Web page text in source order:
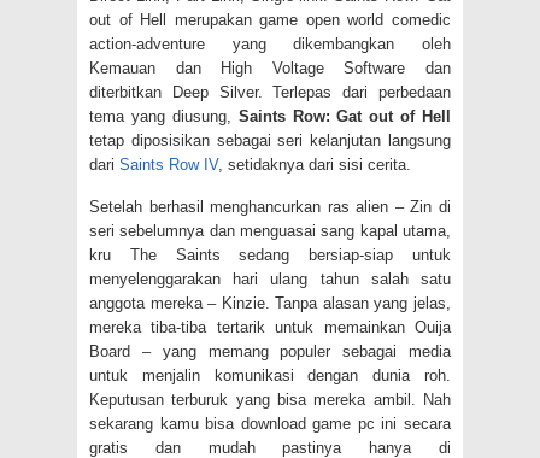
out of Hell merupakan game open world comedic
action-adventure yang dikembangkan oleh
Kemauan dan High Voltage Software dan
diterbitkan Deep Silver. Terlepas dari perbedaan
tema yang diusung, Saints Row: Gat out of Hell
tetap diposisikan sebagai seri kelanjutan langsung
dari Saints Row IV, setidaknya dari sisi cerita.
Setelah berhasil menghancurkan ras alien – Zin di
seri sebelumnya dan menguasai sang kapal utama,
kru The Saints sedang bersiap-siap untuk
menyelenggarakan hari ulang tahun salah satu
anggota mereka – Kinzie. Tanpa alasan yang jelas,
mereka tiba-tiba tertarik untuk memainkan Ouija
Board – yang memang populer sebagai media
untuk menjalin komunikasi dengan dunia roh.
Keputusan terburuk yang bisa mereka ambil. Nah
sekarang kamu bisa download game pc ini secara
gratis dan mudah pastinya hanya di